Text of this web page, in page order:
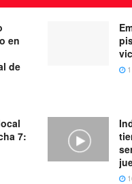
en
de
7: